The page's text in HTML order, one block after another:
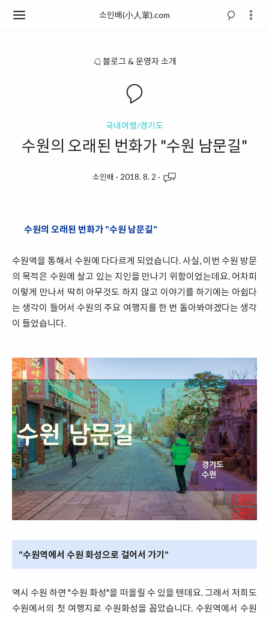
소인배(小人輩).com
블로그 & 운영자 소개
국내여행/경기도
수원의 오래된 번화가 "수원 남문길"
소인배 · 2018. 8. 2 ·
수원의 오래된 번화가 "수원 남문길"
수원역을 통해서 수원에 다다르게 되었습니다. 사실, 이번 수원 방문
의 목적은 수원에 살고 있는 지인을 만나기 위함이었는데요. 어차피
이렇게 만나서 딱히 아무것도 하지 않고 이야기를 하기에는 아쉽다
는 생각이 들어서 수원의 주요 여행지를 한 번 돌아봐야겠다는 생각
이 들었습니다.
"수원역에서 수원 화성으로 걸어서 가기"
역시 수원 하면 "수원 화성"을 떠올릴 수 있을 텐데요. 그래서 저희도
수원에서의 첫 여행지로 수원화성을 꼽았습니다. 수원역에서 수원